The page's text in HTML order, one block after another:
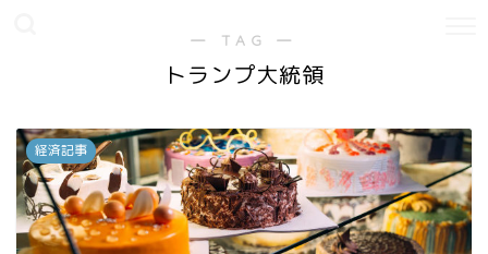
― TAG ―
トランプ大統領
経済記事